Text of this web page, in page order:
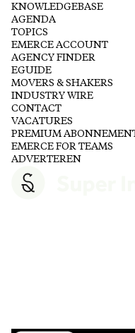
KNOWLEDGEBASE
AGENDA
TOPICS
EMERCE ACCOUNT
AGENCY FINDER
EGUIDE
MOVERS & SHAKERS
INDUSTRY WIRE
CONTACT
VACATURES
PREMIUM
EMERCE FOR TEAMS
ADVERTEREN